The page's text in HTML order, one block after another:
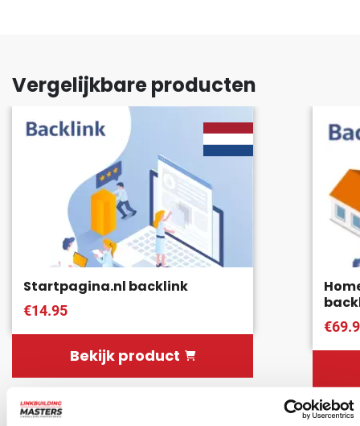
Vergelijkbare producten
Startpagina.nl backlink
€14.95
Bekijk product